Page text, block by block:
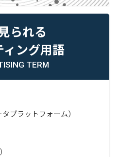
られる
ィング用語
TERM
プラットフォーム）